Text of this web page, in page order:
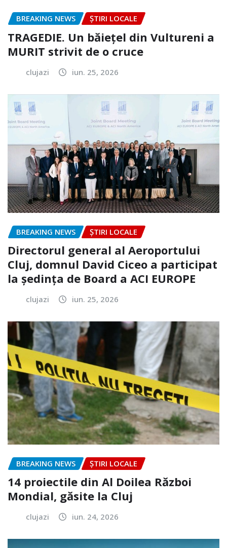
BREAKING NEWS ȘTIRI LOCALE
TRAGEDIE. Un băiețel din Vultureni a
MURIT strivit de o cruce
clujazi iun. 25, 2026
BREAKING NEWS ȘTIRI LOCALE
Directorul general al Aeroportului
Cluj, domnul David Ciceo a participat
la ședința de Board a ACI EUROPE
clujazi iun. 25, 2026
BREAKING NEWS ȘTIRI LOCALE
14 proiectile din Al Doilea Război
Mondial, găsite la Cluj
clujazi iun. 24, 2026